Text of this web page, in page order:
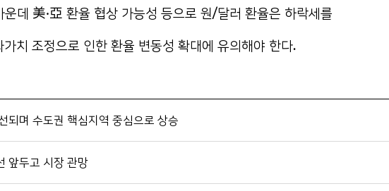
데 美·亞 환율 협상 가능성 등으로 원/달러 환율은 하락세를
치 조정으로 인한 환율 변동성 확대에 유의해야 한다.
되며 수도권 핵심지역 중심으로 상승
앞두고 시장 관망